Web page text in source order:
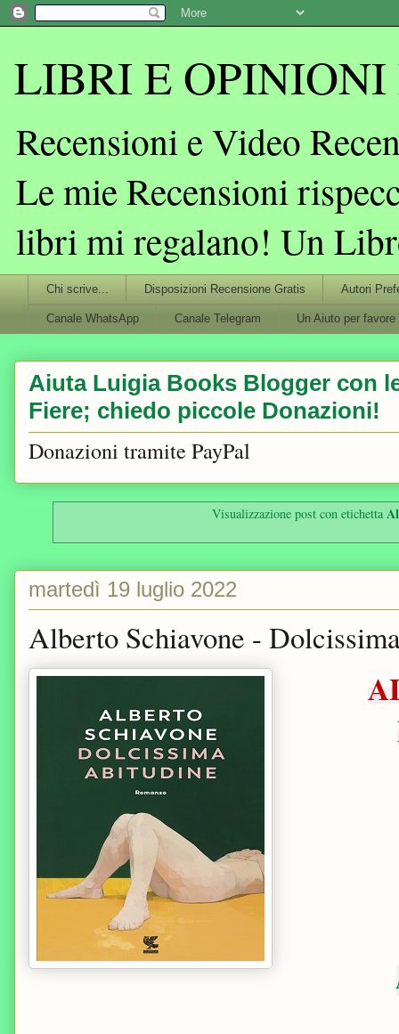
LIBRI E OPINIONI
Recensioni e Video
Le mie Recensioni
libri mi regalano! Un
Chi scrive... Disposizioni Recensione Gratis Autori
Canale WhatsApp Canale Telegram Un Aiuto per favore
Aiuta Luigia Books Blogger con
Fiere; chiedo piccole Donazioni!
Donazioni tramite PayPal
Visualizzazione post con etichetta
martedì 19 luglio 2022
Alberto Schiavone -